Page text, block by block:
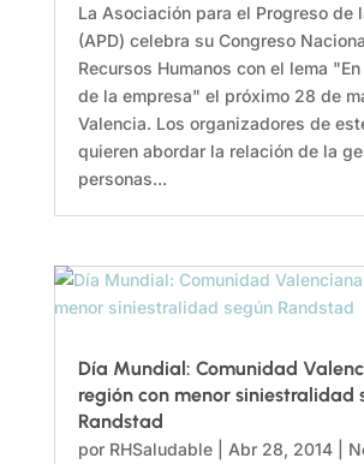
La Asociación para el Progreso de
(APD) celebra su Congreso
Recursos Humanos con el lema
de la empresa" el próximo 28 de
Valencia. Los organizadores de
quieren abordar la relación de la
personas...
Día Mundial: Comunidad
región con menor siniestralidad
Randstad
por RHSaludable| Abr 28, 2014|